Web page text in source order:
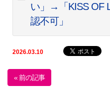
い」→「KISS OF
認不可」
2026.03.10
« 前の記事